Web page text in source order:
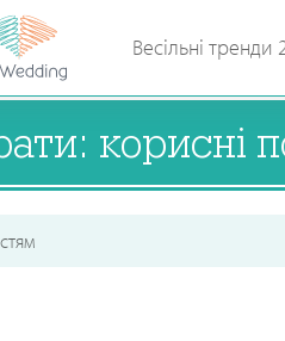
Весільні тренди
корисні